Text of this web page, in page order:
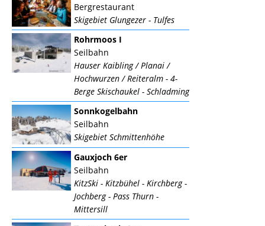
Bergrestaurant
Skigebiet Glungezer - Tulfes
Rohrmoos I
Seilbahn
Hauser Kaibling / Planai /
Hochwurzen / Reiteralm - 4-
Berge Skischaukel - Schladming
Sonnkogelbahn
Seilbahn
Skigebiet Schmittenhöhe
Gauxjoch 6er
Seilbahn
KitzSki - Kitzbühel - Kirchberg -
Jochberg - Pass Thurn -
Mittersill